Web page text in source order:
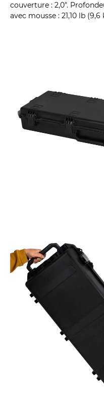
couverture : 2,0".
avec mousse : 21,10 lb (9,6